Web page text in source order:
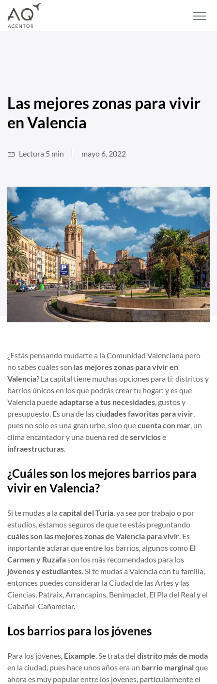
Las mejores zonas para vivir
en Valencia
Lectura 5 min mayo 6, 2022
¿Estás pensando mudarte a la Comunidad Valenciana pero
no sabes cuáles son las mejores zonas para vivir en
Valencia? La capital tiene muchas opciones para ti: distritos y
barrios únicos en los que podrás crear tu hogar; y es que
Valencia puedeadaptarse a tus necesidades , gustos y
presupuesto. Es una de lasciudades favoritas para vivir
pues no solo es una gran urbe, sino quecuenta con mar , un
clima encantador y una buena red deserviciose
infraestructuras
¿Cuáles son los mejores barrios para
vivir en Valencia?
Si te mudas a la capital del Turia , ya sea por trabajo o por
estudios, estamos seguros de que te estás preguntando
cuáles son las mejores zonas de Valencia para vivir . Es
importante aclarar que entre los barrios, algunos como El
Carmen y Ruzafason los más recomendados para los
jóvenes y estudiantes . Si te mudas a Valencia con tu familia,
entonces puedes considerar la Ciudad de las Artes y las
Ciencias, Patraix, Arrancapins, Benimaclet, El Pla del Real y el
Cabañal-Cañamelar.
Los barrios para los jóvenes
Para los jóvenes, Eixample . Se trata del distrito más de moda
en la ciudad, pues hace unos años era un barrio marginalque
ahora es muy popular entre los jóvenes, particularmente el